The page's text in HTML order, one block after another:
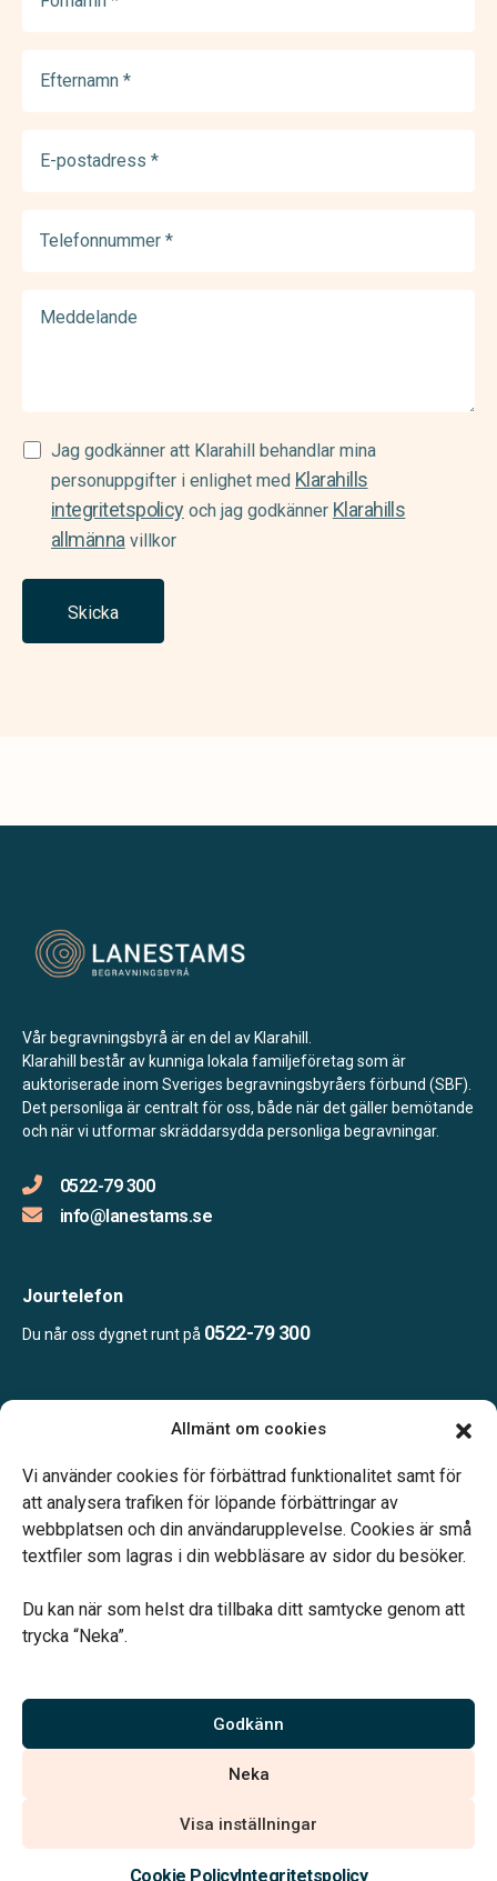
Allmänt om cookies
Vi använder cookies för förbättrad funktionalitet samt för
att analysera trafiken för löpande förbättringar av
webbplatsen och din användarupplevelse. Cookies är små
textfiler som lagras i din webbläsare av sidor du besöker.
Du kan när som helst dra tillbaka ditt samtycke genom att
trycka “Neka”.
Godkänn
Neka
Visa inställningar
Cookie PolicyIntegritetspolicy
(Required)
(Required)
postadress
(Required)
Samtycke
(Required)
Jag godkänner att Klarahill behandlar mina
personuppgifter i enlighet med Klarahills
integritetspolicyoch jag godkänner Klarahills
allmännavillkor
Skicka
Kontakta oss
Vår begravningsbyrå är en del av Klarahill.
Klarahill består av kunniga lokala familjeföretag som är
auktoriserade inom Sveriges begravningsbyråers förbund (SBF).
Det personliga är centralt för oss, både när det gäller bemötande
och när vi utformar skräddarsydda personliga begravningar.
0522-79 300
info@lanestams.se
Jourtelefon
Du når oss dygnet runt på 0522-79 300
Telefonjour dygnet runt.
Vårt systerbolag Verahill hjälper dig med familjejuridiken –
Vi är auktoriserade av Sveriges Begravningsbyråers Förbund och
har högt ställda krav på utbildning, kvalitet, miljö och arbetsmiljö.